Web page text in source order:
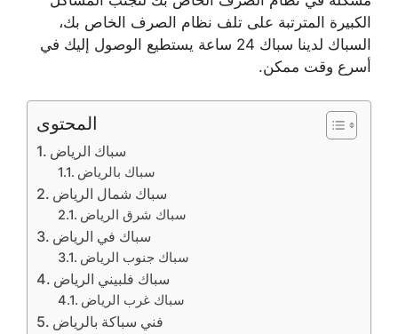
الكبيرة المترتبة على تلف نظام الصرف الخاص بك،
السباك لدينا سباك 24 ساعة يستطيع الوصول إليك في
أسرع وقت ممكن.
المحتوى
سباك الرياض
سباك بالرياض
سباك شمال الرياض
سباك شرق الرياض
سباك في الرياض
سباك جنوب الرياض
سباك فلبيني الرياض
سباك غرب الرياض
فني سباكة بالرياض